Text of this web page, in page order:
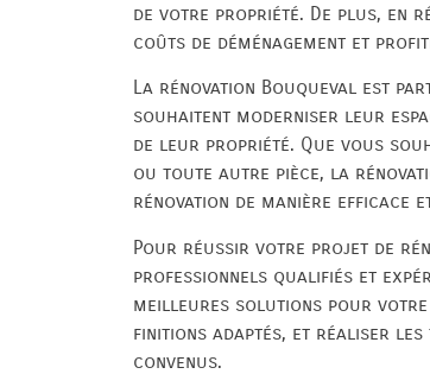
de votre propriété. De plus, en
coûts de déménagement et
La rénovation Bouqueval est
souhaitent moderniser leur
de leur propriété. Que vous
ou toute autre pièce, la
rénovation de manière efficace
Pour réussir votre projet de
professionnels qualifiés et
meilleures solutions pour votre
finitions adaptés, et réaliser les
convenus.